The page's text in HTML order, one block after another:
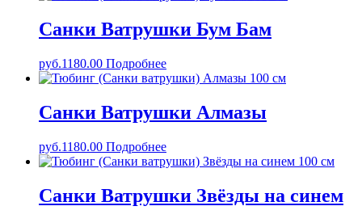
Санки Ватрушки Бум Бам
руб.1180.00 Подробнее
Санки Ватрушки Алмазы
руб.1180.00 Подробнее
Санки Ватрушки Звёзды на синем